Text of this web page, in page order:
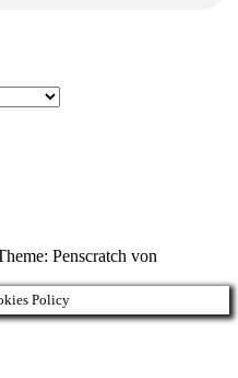
Penscratch von
Policy